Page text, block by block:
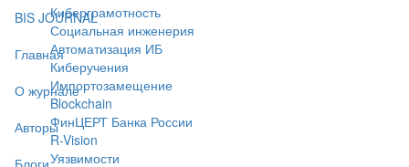
BIS JOURNAL
Главная
О журнале
Авторы
Блоги
Киберграмотность
Социальная инженерия
Автоматизация ИБ
Киберучения
Импортозамещение
Blockchain
ФинЦЕРТ Банка России
R-Vision
Уязвимости